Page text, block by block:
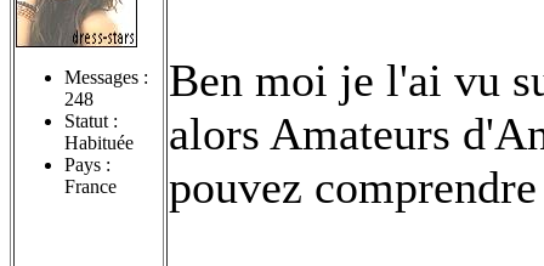
Messages :
248
Statut :
Habituée
Pays :
France
Ben moi je l'ai vu
alors Amateurs
pouvez